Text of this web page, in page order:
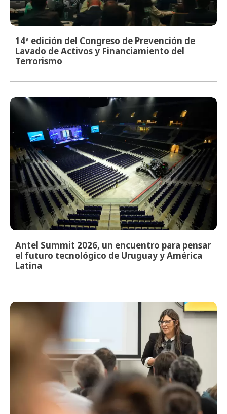
14ª edición del Congreso de Prevención de
Lavado de Activos y Financiamiento del
Terrorismo
Antel Summit 2026, un encuentro para pensar
el futuro tecnológico de Uruguay y América
Latina